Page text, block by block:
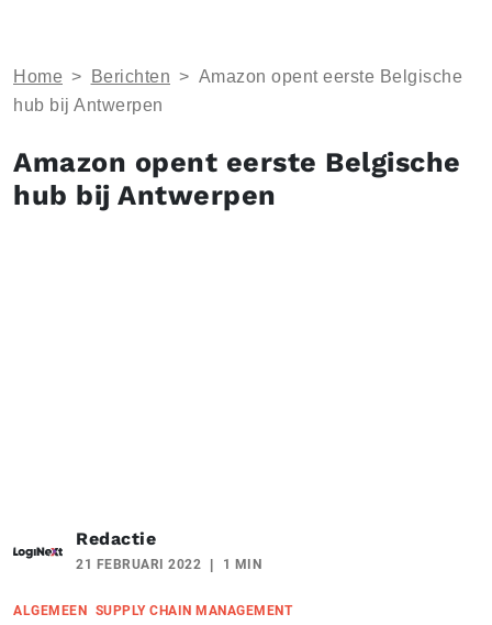
Home > Berichten > Amazon opent eerste Belgische
hub bij Antwerpen
Amazon opent eerste Belgische
hub bij Antwerpen
Redactie
21 FEBRUARI 2022 1 MIN
ALGEMEEN SUPPLY CHAIN MANAGEMENT